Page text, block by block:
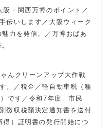
・関西万博のポイント／
伝いします／大阪ウィーク
力を発信。／万博おばあ
んクリーンアップ大作戦
。／税金／軽自動車税（種
です／令和7年度 市民
徴収税額決定通知書を送付
）証明書の発行開始につ